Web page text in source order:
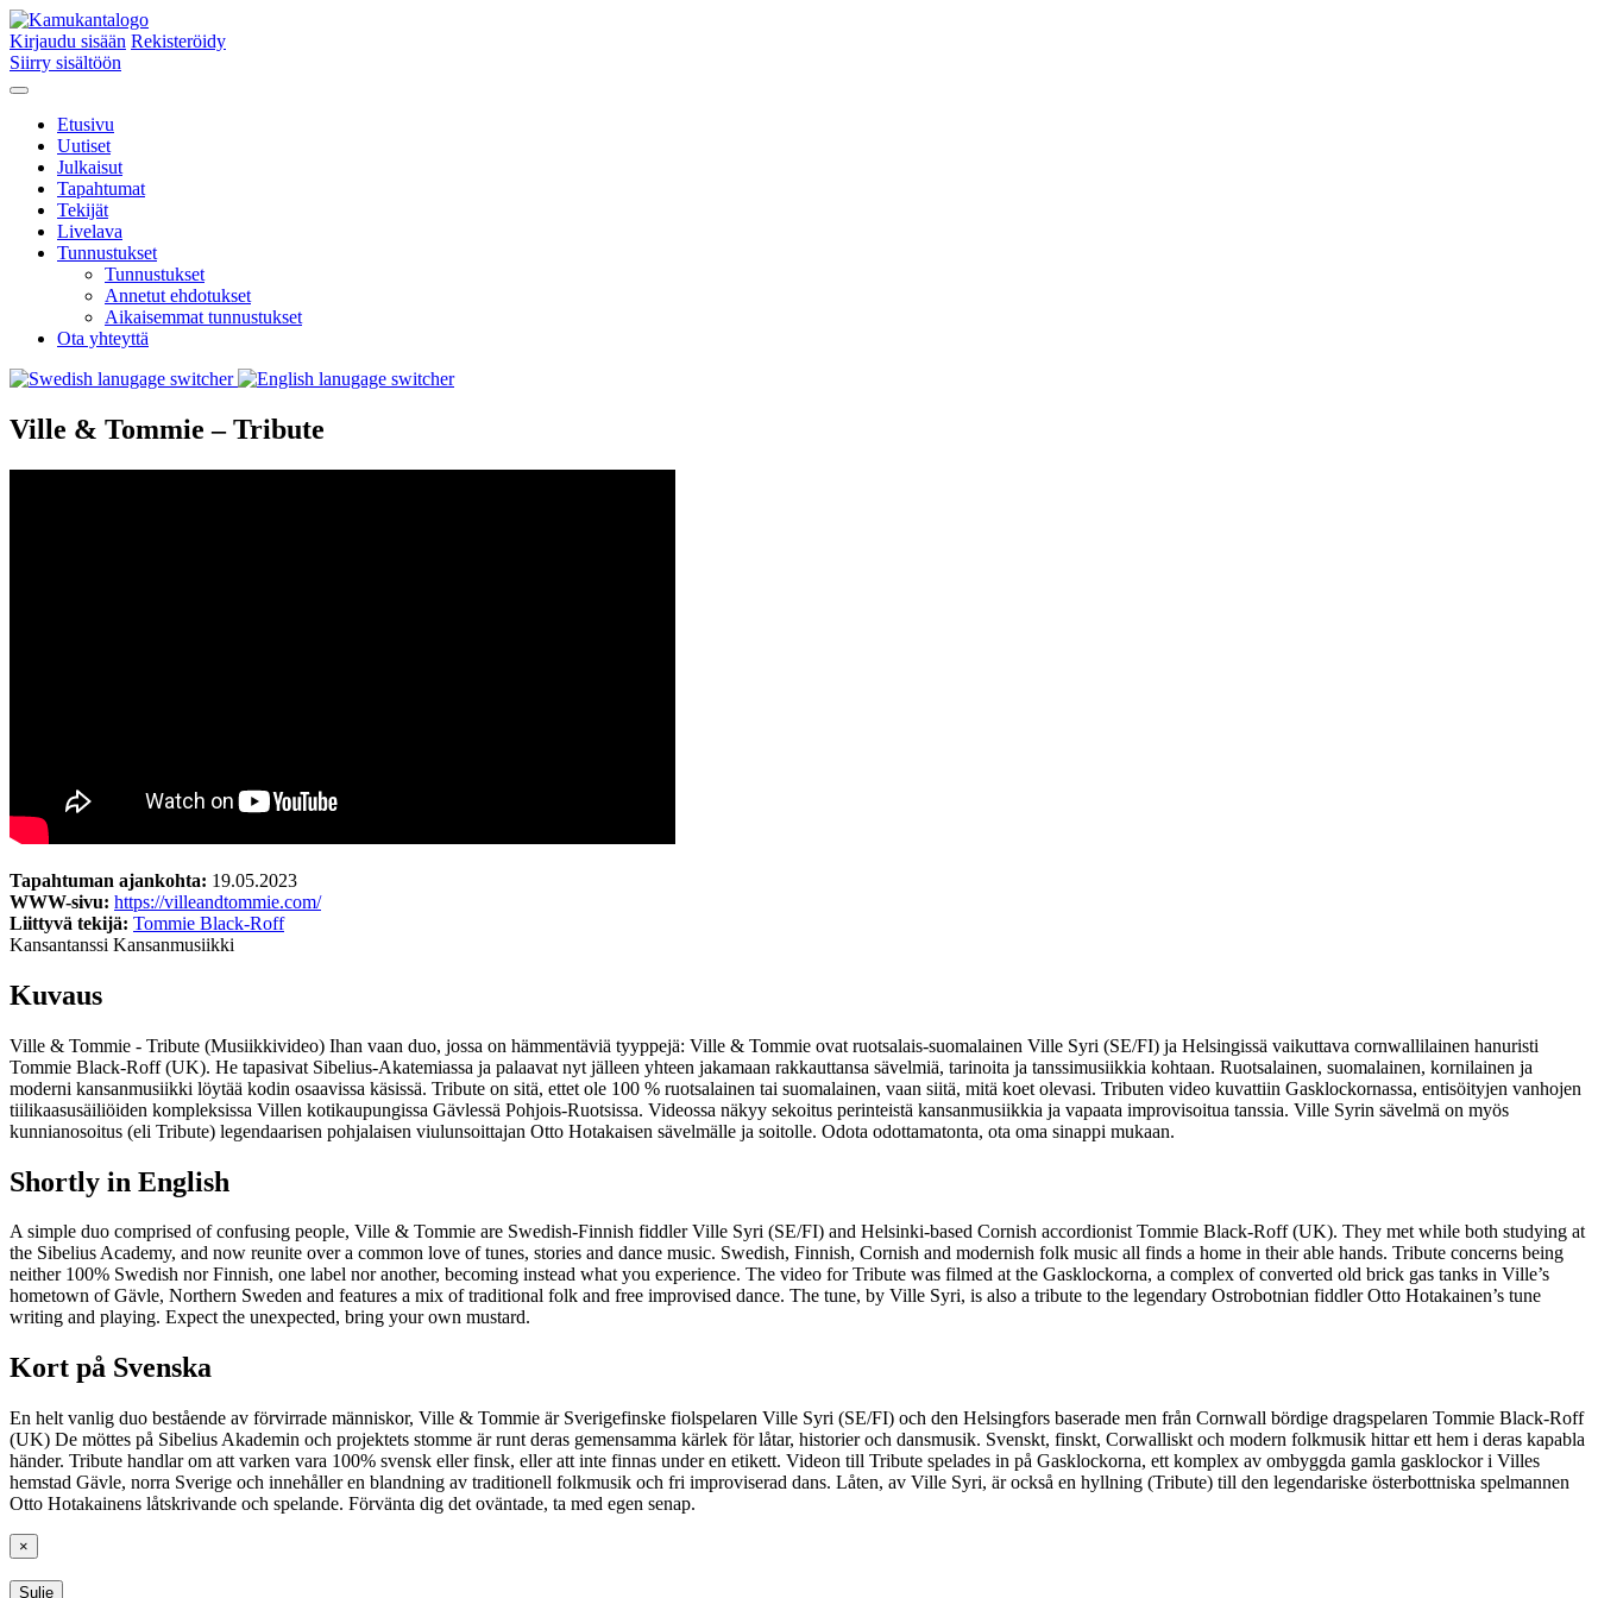
Kirjaudu sisään Rekisteröidy
Siirry sisältöön
Etusivu
Uutiset
Julkaisut
Tapahtumat
Tekijät
Livelava
Tunnustukset
Tunnustukset
Annetut ehdotukset
Aikaisemmat tunnustukset
Ota yhteyttä
Ville & Tommie – Tribute
Tapahtuman ajankohta: 19.05.2023
WWW-sivu: https://villeandtommie.com/
Liittyvä tekijä: Tommie Black-Roff
Kansantanssi Kansanmusiikki
Kuvaus
Ville & Tommie - Tribute (Musiikkivideo) Ihan vaan duo, jossa on hämmentäviä tyyppejä: Ville & Tommie ovat ruotsalais-suomalainen Ville Syri (SE/FI) ja Helsingissä vaikuttava cornwallilainen hanuristi
Tommie Black-Roff (UK). He tapasivat Sibelius-Akatemiassa ja palaavat nyt jälleen yhteen jakamaan rakkauttansa sävelmiä, tarinoita ja tanssimusiikkia kohtaan. Ruotsalainen, suomalainen, kornilainen ja
moderni kansanmusiikki löytää kodin osaavissa käsissä. Tribute on sitä, ettet ole 100 % ruotsalainen tai suomalainen, vaan siitä, mitä koet olevasi. Tributen video kuvattiin Gasklockornassa, entisöityjen vanhojen
tiilikaasusäiliöiden kompleksissa Villen kotikaupungissa Gävlessä Pohjois-Ruotsissa. Videossa näkyy sekoitus perinteistä kansanmusiikkia ja vapaata improvisoitua tanssia. Ville Syrin sävelmä on myös
kunnianosoitus (eli Tribute) legendaarisen pohjalaisen viulunsoittajan Otto Hotakaisen sävelmälle ja soitolle. Odota odottamatonta, ota oma sinappi mukaan.
Shortly in English
A simple duo comprised of confusing people, Ville & Tommie are Swedish-Finnish fiddler Ville Syri (SE/FI) and Helsinki-based Cornish accordionist Tommie Black-Roff (UK). They met while both studying at
the Sibelius Academy, and now reunite over a common love of tunes, stories and dance music. Swedish, Finnish, Cornish and modernish folk music all finds a home in their able hands. Tribute concerns being
neither 100% Swedish nor Finnish, one label nor another, becoming instead what you experience. The video for Tribute was filmed at the Gasklockorna, a complex of converted old brick gas tanks in Ville’s
hometown of Gävle, Northern Sweden and features a mix of traditional folk and free improvised dance. The tune, by Ville Syri, is also a tribute to the legendary Ostrobotnian fiddler Otto Hotakainen’s tune
writing and playing. Expect the unexpected, bring your own mustard.
Kort på Svenska
En helt vanlig duo bestående av förvirrade människor, Ville & Tommie är Sverigefinske fiolspelaren Ville Syri (SE/FI) och den Helsingfors baserade men från Cornwall bördige dragspelaren Tommie Black-Roff
(UK) De möttes på Sibelius Akademin och projektets stomme är runt deras gemensamma kärlek för låtar, historier och dansmusik. Svenskt, finskt, Corwalliskt och modern folkmusik hittar ett hem i deras kapabla
händer. Tribute handlar om att varken vara 100% svensk eller finsk, eller att inte finnas under en etikett. Videon till Tribute spelades in på Gasklockorna, ett komplex av ombyggda gamla gasklockor i Villes
hemstad Gävle, norra Sverige och innehåller en blandning av traditionell folkmusik och fri improviserad dans. Låten, av Ville Syri, är också en hyllning (Tribute) till den legendariske österbottniska spelmannen
Otto Hotakainens låtskrivande och spelande. Förvänta dig det oväntade, ta med egen senap.
×
Sulje